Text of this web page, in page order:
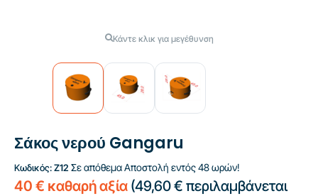
Κάντε κλικ για μεγέθυνση
Σάκος νερού Gangaru
Κωδικός:Z12 Σε απόθεμαΑποστολή εντός 48 ωρών!
40 € καθαρή αξία (49,60 € περιλαμβάνεται